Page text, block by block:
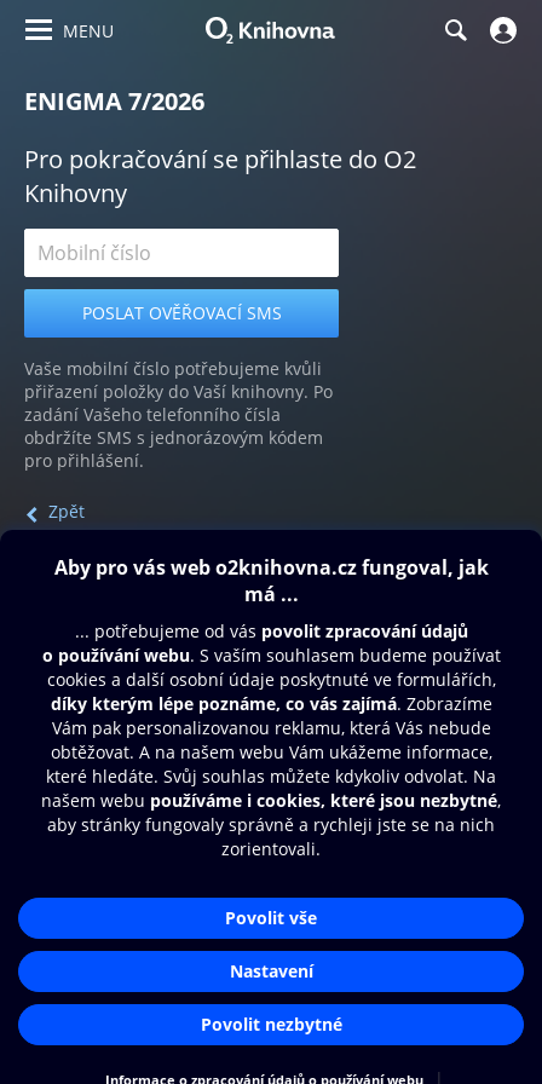
MENU
ENIGMA 7/2026
Pro pokračování se přihlaste do O2
Knihovny
Vaše mobilní číslo potřebujeme kvůli
přiřazení položky do Vaší knihovny. Po
zadání Vašeho telefonního čísla
obdržíte SMS s jednorázovým kódem
pro přihlášení.
Zpět
Obsah ke stažení
Moje O2 Knihovna
Další zábava
© O2 Czech Republic a.s.
Přístupnost
Zásady zpracování osobních údajů
Nastavení cookies
Aplikace O2 Knihovna
Čti a poslouchej své e-knihy a
audioknihy rychleji a pohodlněji.